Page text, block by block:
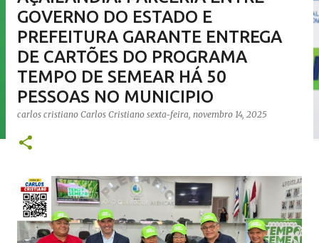
GOVERNO DO ESTADO E
PREFEITURA GARANTE ENTREGA
DE CARTÕES DO PROGRAMA
TEMPO DE SEMEAR HÁ 50
PESSOAS NO MUNICIPIO
carlos cristiano Carlos Cristiano sexta-feira, novembro 14, 2025